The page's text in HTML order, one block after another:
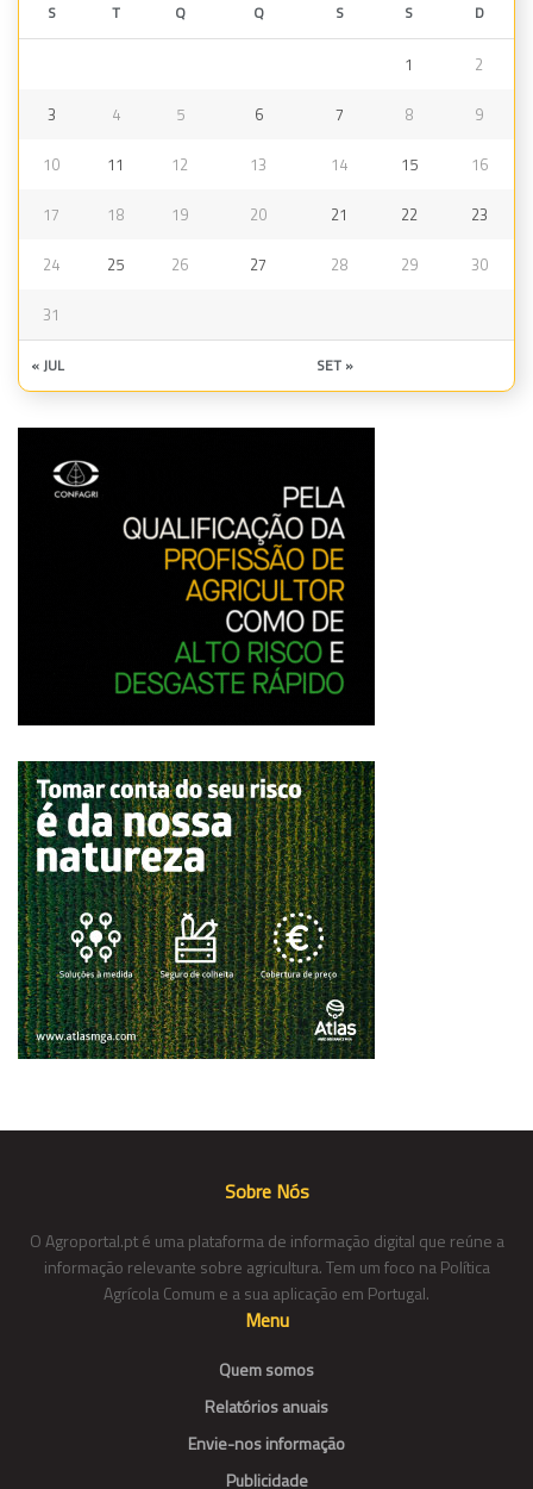
S T Q Q S S D
1 2
3 4 5 6 7 8 9
10 11 12 13 14 15 16
17 18 19 20 21 22 23
24 25 26 27 28 29 30
31
« JUL SET »
Sobre Nós
O Agroportal.pt é uma plataforma de informação digital que reúne a
informação relevante sobre agricultura. Tem um foco na Política
Agrícola Comum e a sua aplicação em Portugal.
Menu
Quem somos
Relatórios anuais
Envie-nos informação
Publicidade